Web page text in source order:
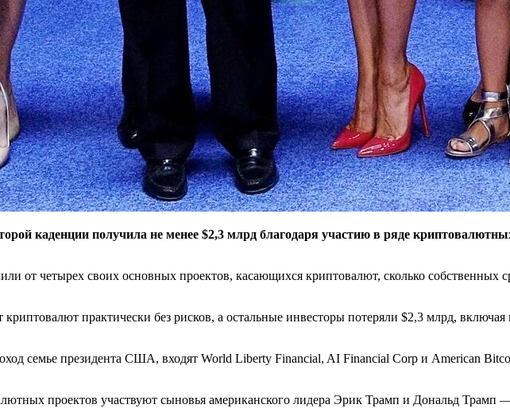
каденции получила не менее $2,3 млрд благодаря участию в ряде
от четырех своих основных проектов, касающихся криптовалют, сколько собственных
практически без рисков, а остальные инвесторы потеряли $2,3 млрд,
семье президента США, входят World Liberty Financial, AI Financial Corp и American
проектов участвуют сыновья американского лидера Эрик Трамп и Дональд Трамп